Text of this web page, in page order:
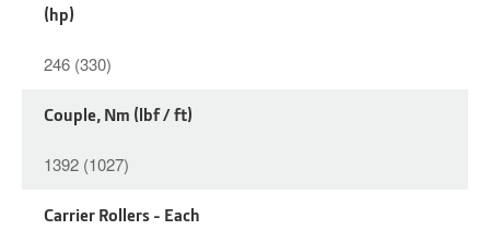
(hp)
246 (330)
Couple, Nm (lbf / ft)
1392 (1027)
Carrier Rollers - Each